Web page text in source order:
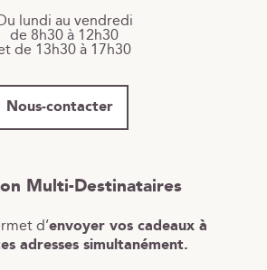
lundi au vendredi
de 8h30 à 12h30
de 13h30 à 17h30
Nous-contacter
Multi-Destinataires
d’envoyer vos cadeaux à
adresses simultanément.